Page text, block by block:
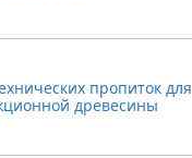
пропиток для
древесины